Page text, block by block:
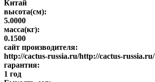
Китай
высота(см):
5.0000
масса(кг):
0.1500
сайт производителя:
http://cactus-russia.ru/http://cactus-russia.ru/
гарантия:
1 год